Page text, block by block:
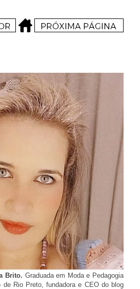
Brito. Graduada em Moda e Pedagogia
de Rio Preto, fundadora e CEO do blog